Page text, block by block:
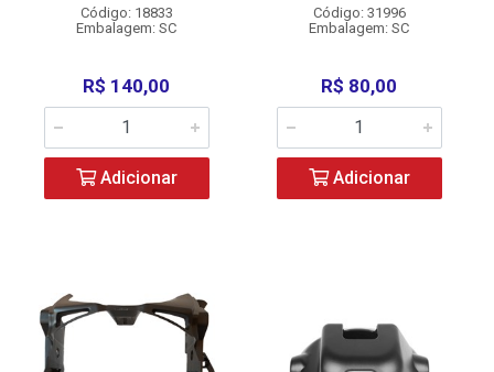
Código: 18833
Embalagem: SC
R$ 140,00
Adicionar
Código: 31996
Embalagem: SC
R$ 80,00
Adicionar